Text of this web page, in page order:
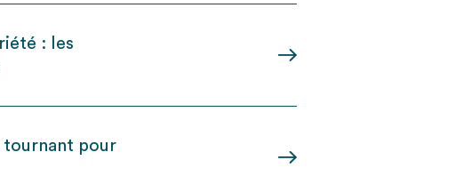
: les
tournant pour